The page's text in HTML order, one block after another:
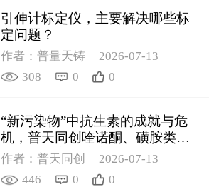
引伸计标定仪，主要解决哪些标
定问题？
作者：普量天铸
2026-07-13
308
0 0
“新污染物”中抗生素的成就与危
机，普天同创喹诺酮、磺胺类质
控新品筑牢环境安全防线
作者：普天同创
2026-07-13
446
0 0